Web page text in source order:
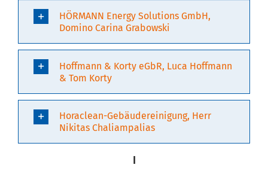
HÖRMANN Energy Solutions GmbH,
Domino Carina Grabowski
Hoffmann & Korty eGbR, Luca Hoffmann
& Tom Korty
Horaclean-Gebäudereinigung, Herr
Nikitas Chaliampalias
I